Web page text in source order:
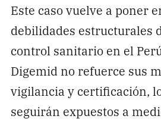
Este caso vuelve a poner
debilidades estructurales
control sanitario en el
Digemid no refuerce sus
vigilancia y certificación,
seguirán expuestos a